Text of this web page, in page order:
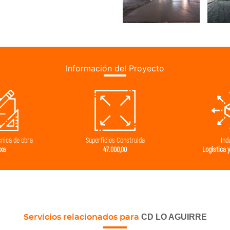
Información del Proyecto
Industria
Logística y distribución
Servicios relacionados para CD LO AGUIRRE